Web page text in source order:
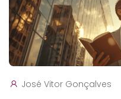
José Vitor Gonçalves